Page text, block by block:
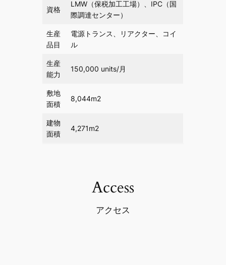
資格
LMW（保税加工工場）、IPC（国
際調達センター）
生産
品目
電源トランス、リアクター、コイ
ル
生産
能力
150,000 units/月
敷地
面積
8,044m2
建物
面積
4,271m2
Access
アクセス